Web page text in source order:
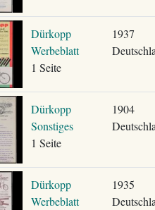
Dürkopp
Werbeblatt
1 Seite
1937
Dürkopp
Sonstiges
1 Seite
1904
Dürkopp
Werbeblatt
1935